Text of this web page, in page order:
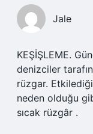
Jale
KEŞİŞLEME.
denizciler
rüzgar. Etkilediği
neden olduğu
sıcak rüzgâr .